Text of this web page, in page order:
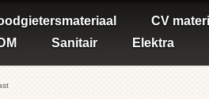
CV
Sanitair Elektra